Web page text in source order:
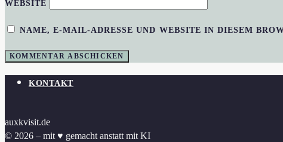
WEBSITE
NAME, E-MAIL-ADRESSE UND WEBSITE IN DIESEM
KONTAKT
auxkvisit.de
© 2026 – mit ♥︎ gemacht anstatt mit KI